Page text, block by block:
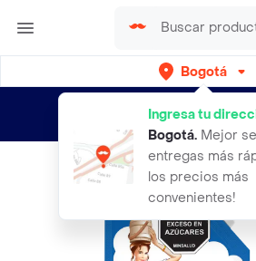
Bogotá
Ingresa tu
Bogotá. Mejor
entregas más
los precios más
convenientes!
envíos gratis por semanas